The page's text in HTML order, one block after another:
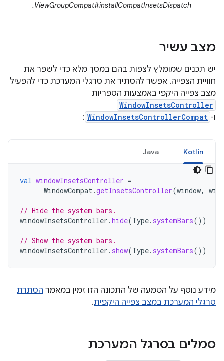
ViewGroupCompat#installCompatInsetsDispatch.
מצב עשיר
יש תכנים שמומלץ לצפות בהם במסך מלא כדי לשפר את
חוויית הצפייה. אפשר להסתיר את סרגלי המערכת כדי להפעיל
מצב צפייה היקפי באמצעות הספריות
WindowInsetsController
ו- WindowInsetsControllerCompat
:
Kotlin
Java
val windowInsetsController =
WindowCompat.getInsetsController(window,
// Hide the system bars.
windowInsetsController .hide(Type. systemBars())
// Show the system bars.
windowInsetsController . show(Type. systemBars())
מידע נוסף על הטמעה של התכונה הזו זמין במאמר הסתרת
סרגלי המערכת במצב צפייה היקפית.
סמלים בסרגל המערכת